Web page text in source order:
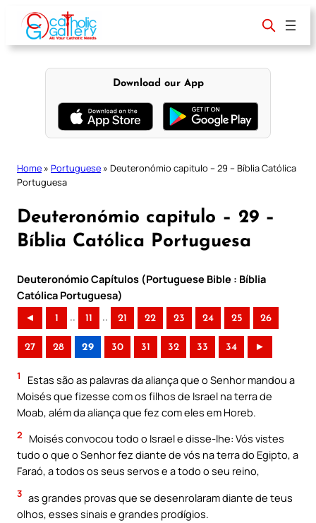
content
Download our App
Home » Portuguese » Deuteronómio capitulo – 29 – Bíblia Católica
Portuguesa
Deuteronómio capitulo – 29 –
Bíblia Católica Portuguesa
Deuteronómio Capítulos (Portuguese Bible : Bíblia
Católica Portuguesa)
◄ 1 .. 11 .. 21 22 23 24 25 26
27 28 29 30 31 32 33 34 ►
1
Estas são as palavras da aliança que o Senhor mandou a
Moisés que fizesse com os filhos de Israel na terra de
Moab, além da aliança que fez com eles em Horeb.
2
Moisés convocou todo o Israel e disse-lhe: Vós vistes
tudo o que o Senhor fez diante de vós na terra do Egipto, a
Faraó, a todos os seus servos e a todo o seu reino,
3 as grandes provas que se desenrolaram diante de teus
olhos, esses sinais e grandes prodígios.